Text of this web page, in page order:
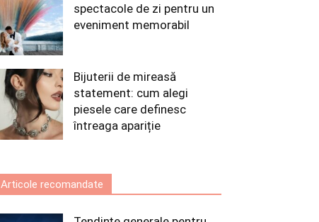
spectacole de zi pentru un
eveniment memorabil
Bijuterii de mireasă
statement: cum alegi
piesele care definesc
întreaga apariție
Articole recomandate